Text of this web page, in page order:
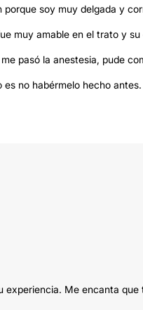
soy muy delgada y
muy amable en el trato y
pasó la anestesia, pude
no habérmelo hecho antes.
Me encanta